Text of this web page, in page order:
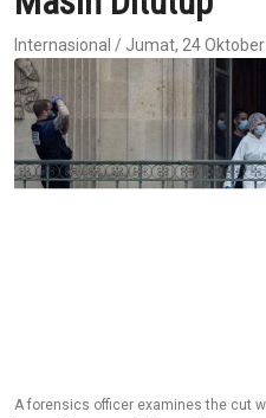
Internasional / Jumat, 24
A forensics officer examines the cut